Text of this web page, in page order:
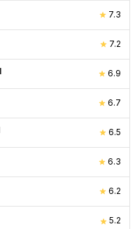
7.3
7.2
6.9
6.7
6.5
6.3
6.2
5.2